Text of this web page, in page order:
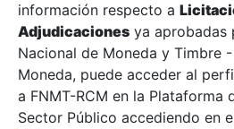
Mostra/Amaga
información respecto a
Adjudicaciones ya aprobadas
Nacional de Moneda y Timbre
Moneda, puede acceder al
a FNMT-RCM en la Plataforma
Sector Público accediendo en